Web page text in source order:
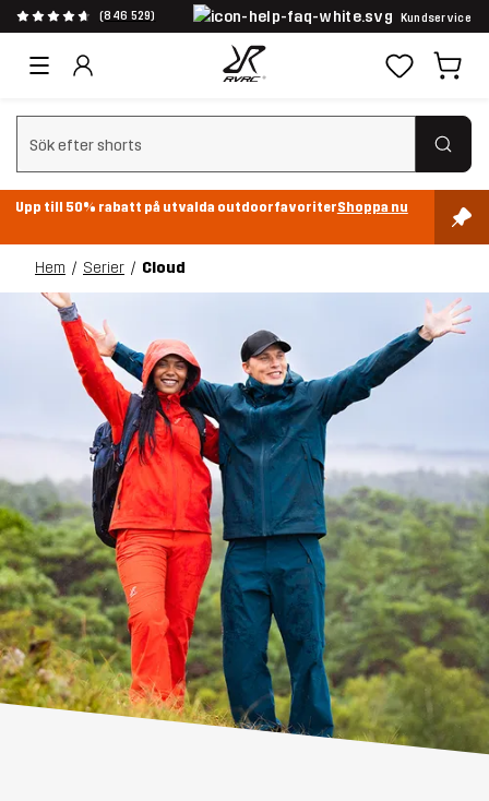
(846 529) Kundservice
Rensa sök
Upp till 50% rabatt på utvalda outdoorfavoriterShoppa nu
Hem Serier Cloud